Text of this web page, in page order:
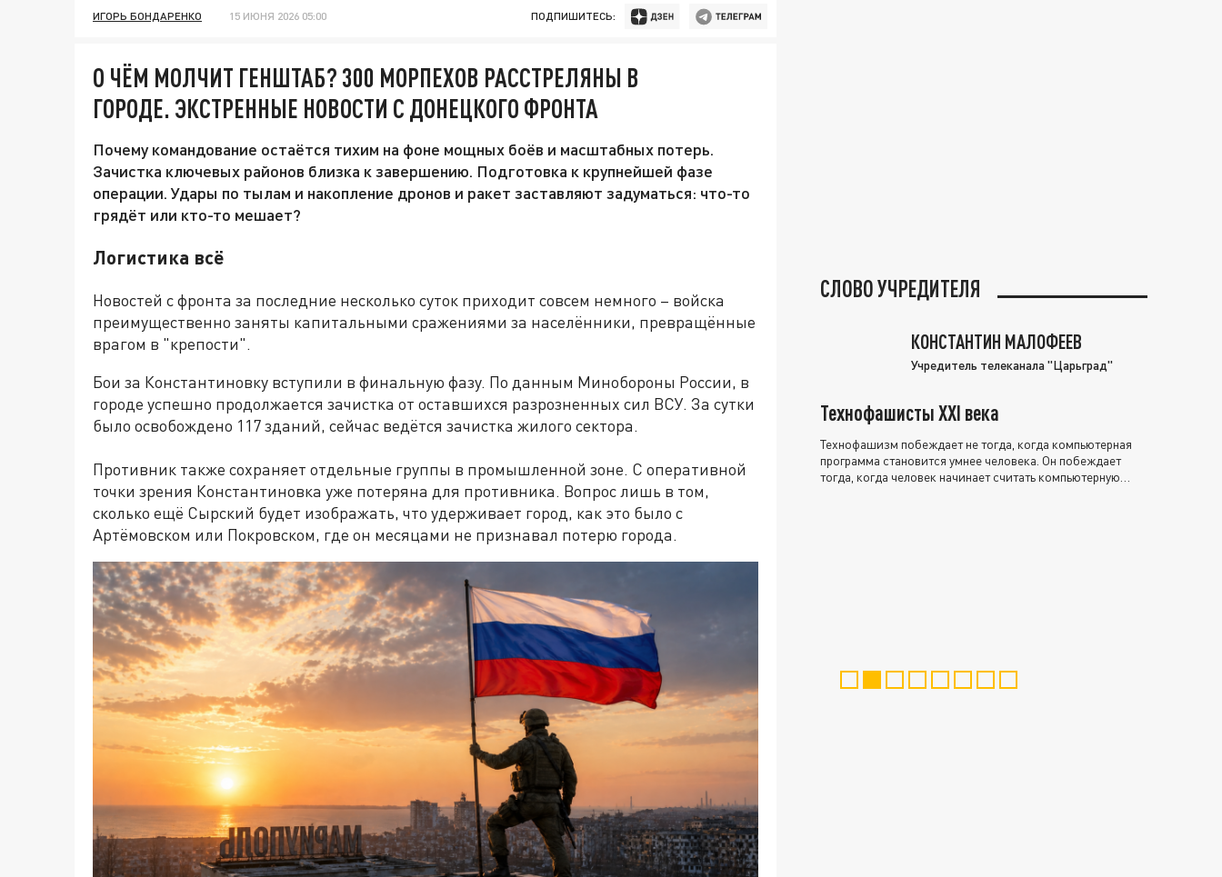
ИГОРЬ БОНДАРЕНКО 15 ИЮНЯ 2026 05:00 ПОДПИШИТЕСЬ:
О ЧЁМ МОЛЧИТ ГЕНШТАБ? 300 МОРПЕХОВ РАССТРЕЛЯНЫ В
ГОРОДЕ. ЭКСТРЕННЫЕ НОВОСТИ С ДОНЕЦКОГО ФРОНТА
Почему командование остаётся тихим на фоне мощных боёв и масштабных потерь.
Зачистка ключевых районов близка к завершению. Подготовка к крупнейшей фазе
операции. Удары по тылам и накопление дронов и ракет заставляют задуматься: что-то
грядёт или кто-то мешает?
Логистика всё
Новостей с фронта за последние несколько суток приходит совсем немного – войска
преимущественно заняты капитальными сражениями за населённики, превращённые
врагом в "крепости".
Бои за Константиновку вступили в финальную фазу. По данным Минобороны России, в
городе успешно продолжается зачистка от оставшихся разрозненных сил ВСУ. За сутки
было освобождено 117 зданий, сейчас ведётся зачистка жилого сектора.
Противник также сохраняет отдельные группы в промышленной зоне. С оперативной
точки зрения Константиновка уже потеряна для противника. Вопрос лишь в том,
сколько ещё Сырский будет изображать, что удерживает город, как это было с
Артёмовском или Покровском, где он месяцами не признавал потерю города.
СЛОВО УЧРЕДИТЕЛЯ
КОНСТАНТИН МАЛОФЕЕВ
Учредитель телеканала "Царьград"
Технофашисты XXI века
Технофашизм побеждает не тогда, когда компьютерная
программа становится умнее человека. Он побеждает
тогда, когда человек начинает считать компьютерную